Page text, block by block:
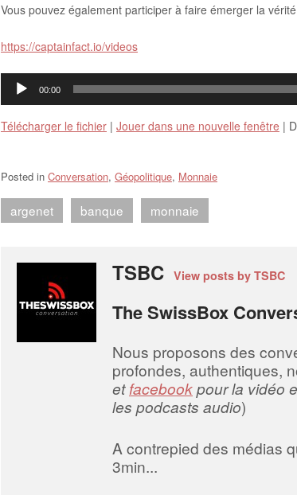
Vous pouvez également participer à faire émerger la
https://captainfact.io/videos
Lecteur
audio
00:00
Télécharger le fichier | Jouer dans une nouvelle fenêtre |
Posted in Conversation, Géopolitique, Monnaie
argenet banque monnaie
TSBC View posts by TSBC
The SwissBox
Nous proposons des
profondes, authentiques,
etfacebookpour la vidéo
les podcasts audio)
A contrepied des médias
3min...